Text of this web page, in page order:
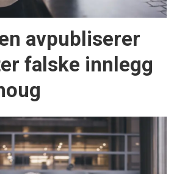
avpubliserer
falske innlegg